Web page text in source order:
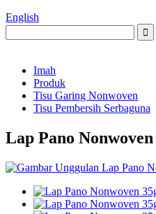
English
Imah
Produk
Tisu Garing Nonwoven
Tisu Pembersih Serbaguna
Lap Pano Nonwoven